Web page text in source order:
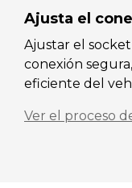
Ajusta el
Ajustar el
conexión
eficiente del
Ver el proceso